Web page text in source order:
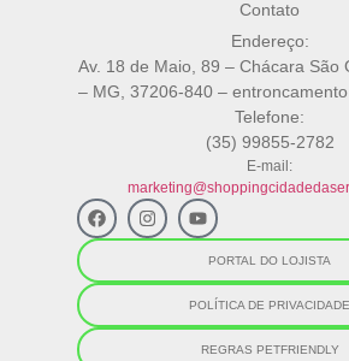
Contato
Endereço:
Av. 18 de Maio, 89 – Chácara São
– MG, 37206-840 –
Telefone:
(35) 99855-2782
E-mail:
PORTAL DO LOJISTA
POLÍTICA DE PRIVACIDADE
REGRAS PETFRIENDLY